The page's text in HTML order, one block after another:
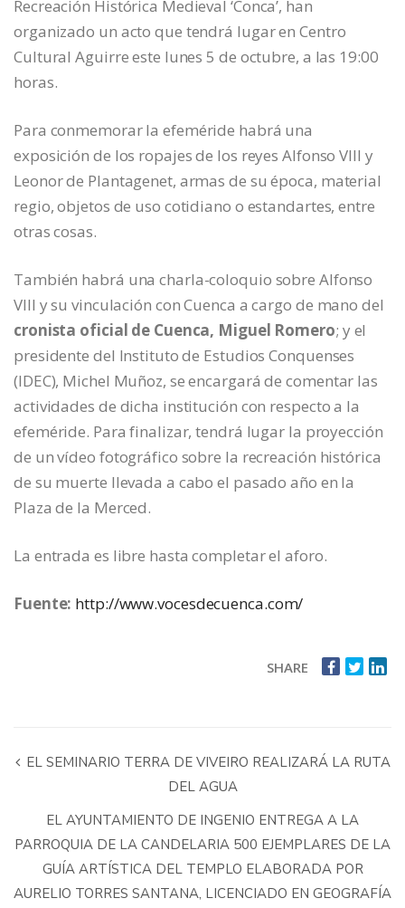
Recreación Histórica Medieval ‘Conca’, han
organizado un acto que tendrá lugar en Centro
Cultural Aguirre este lunes 5 de octubre, a las 19:00
horas.
Para conmemorar la efeméride habrá una
exposición de los ropajes de los reyes Alfonso VIII y
Leonor de Plantagenet, armas de su época, material
regio, objetos de uso cotidiano o estandartes, entre
otras cosas.
También habrá una charla-coloquio sobre Alfonso
VIII y su vinculación con Cuenca a cargo de mano del
cronista oficial de Cuenca, Miguel Romero; y el
presidente del Instituto de Estudios Conquenses
(IDEC), Michel Muñoz, se encargará de comentar las
actividades de dicha institución con respecto a la
efeméride. Para finalizar, tendrá lugar la proyección
de un vídeo fotográfico sobre la recreación histórica
de su muerte llevada a cabo el pasado año en la
Plaza de la Merced.
La entrada es libre hasta completar el aforo.
Fuente: http://www.vocesdecuenca.com/
SHARE
EL SEMINARIO TERRA DE VIVEIRO REALIZARÁ LA RUTA
DEL AGUA
EL AYUNTAMIENTO DE INGENIO ENTREGA A LA
PARROQUIA DE LA CANDELARIA 500 EJEMPLARES DE LA
GUÍA ARTÍSTICA DEL TEMPLO ELABORADA POR
AURELIO TORRES SANTANA, LICENCIADO EN GEOGRAFÍA